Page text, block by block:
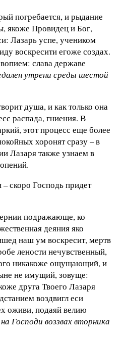
погребается, и рыдание
якоже Провидец и Бог,
Лазарь успе, учеником
воскресити егоже создах.
слава державе
утрени среды шестой
душа, и как только она
распада, гниения. В
этот процесс еще более
хоронят сразу – в
Лазаря также узнаем в
скоро Господь придет
подражающе, ко
деяния яко
наш ум воскресит, мертв
лености нечувственный,
никакоже ощущающий, и
не имущий, зовуще:
друга Твоего Лазаря
воздвигл еси
оживи, подаяй велию
Господи воззвах вторника